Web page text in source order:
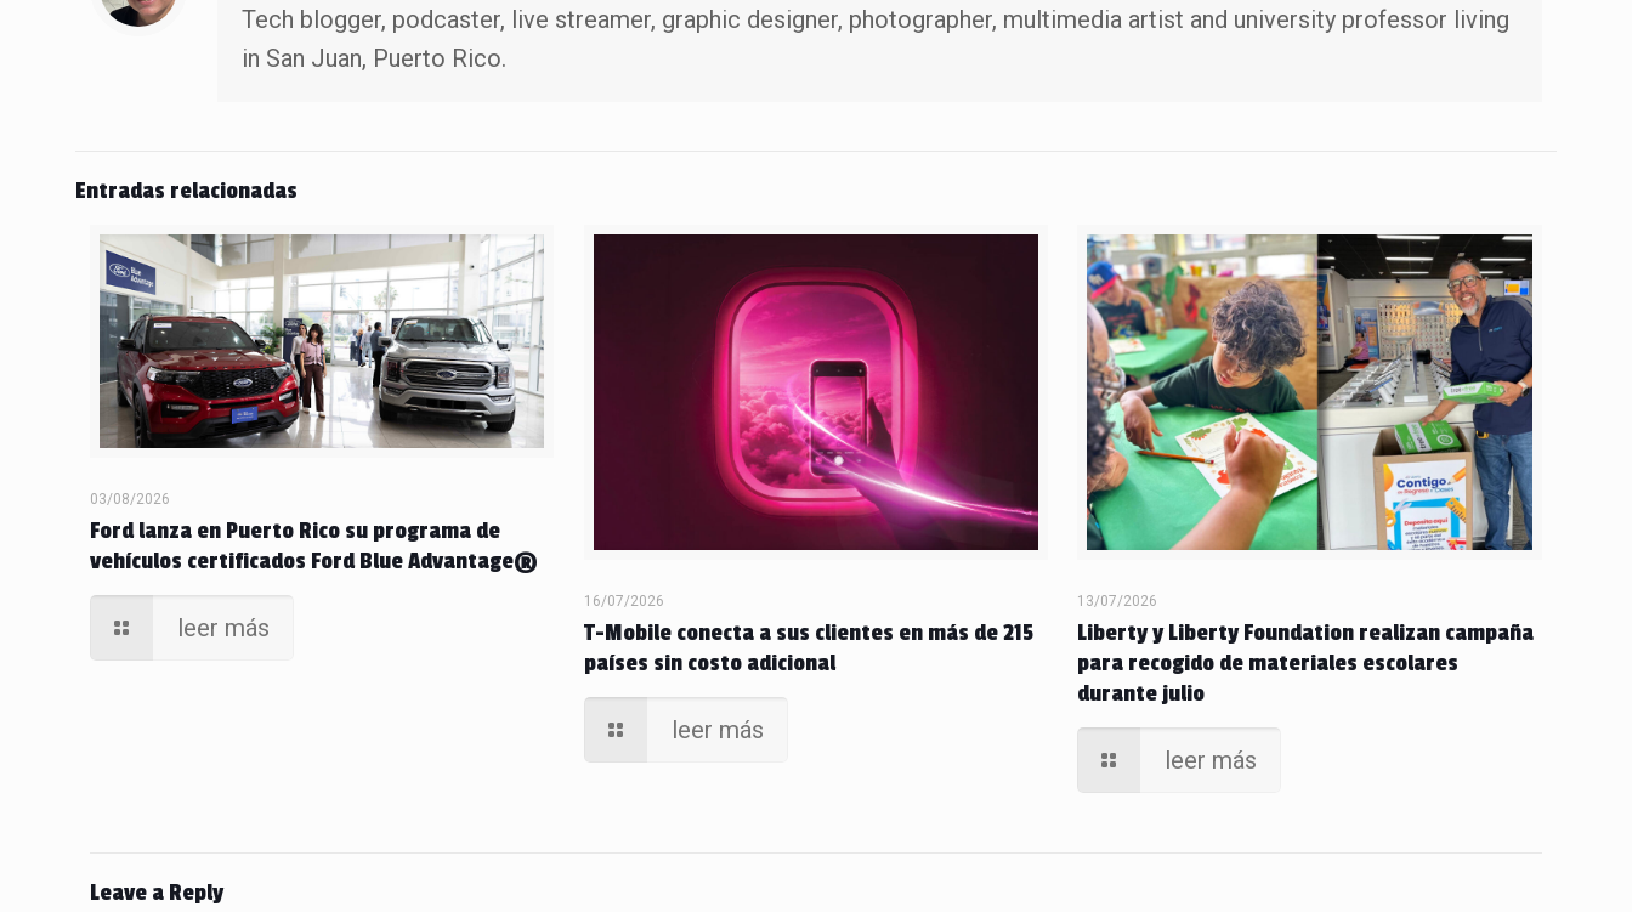
Tech blogger, podcaster, live streamer, graphic designer, photographer, multimedia artist and university professor living
in San Juan, Puerto Rico.
Entradas relacionadas
03/08/2026
Ford lanza en Puerto Rico su programa de
vehículos certificados Ford Blue Advantage®
leer más
16/07/2026
T-Mobile conecta a sus clientes en más de 215
países sin costo adicional
leer más
13/07/2026
Liberty y Liberty Foundation realizan campaña
para recogido de materiales escolares
durante julio
leer más
Leave a Reply